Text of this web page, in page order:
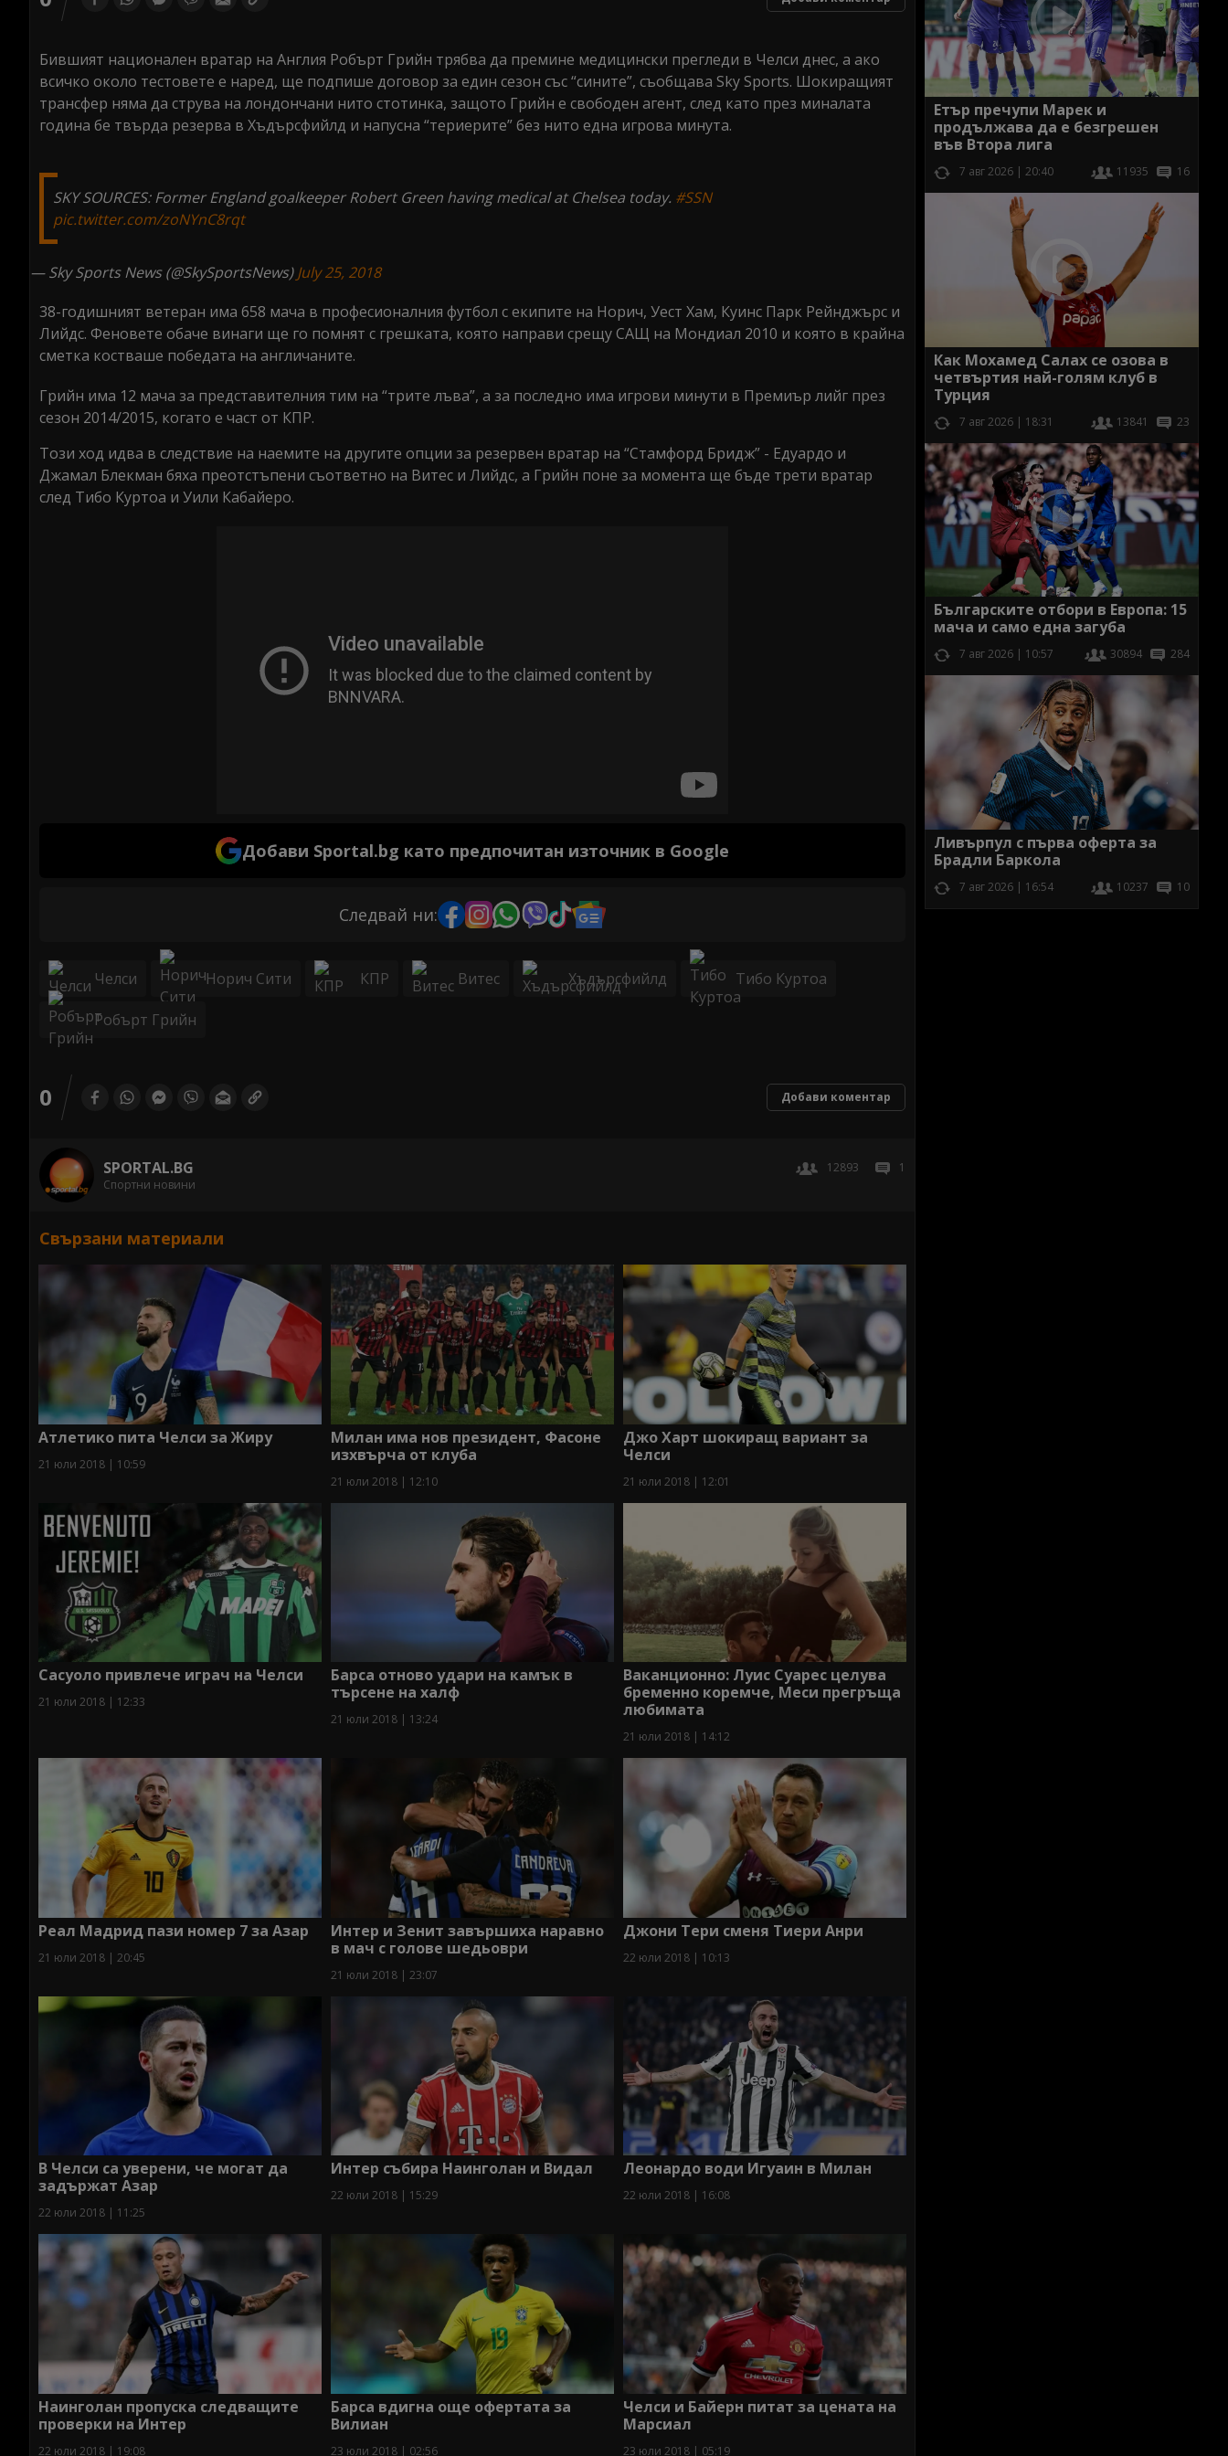
Бившият национален вратар на Англия Робърт Грийн трябва да премине медицински прегледи в Челси днес, а ако
всичко около тестовете е наред, ще подпише договор за един сезон със “сините”, съобщава Sky Sports. Шокиращият
трансфер няма да струва на лондончани нито стотинка, защото Грийн е свободен агент, след като през миналата
година бе твърда резерва в Хъдърсфийлд и напусна “териерите” без нито една игрова минута.
SKY SOURCES: Former England goalkeeper Robert Green having medical at Chelsea today. #SSN
pic.twitter.com/zoNYnC8rqt
— Sky Sports News (@SkySportsNews)July 25, 2018
38-годишният ветеран има 658 мача в професионалния футбол с екипите на Норич, Уест Хам, Куинс Парк Рейнджърс и
Лийдс. Феновете обаче винаги ще го помнят с грешката, която направи срещу САЩ на Мондиал 2010 и която в крайна
сметка костваше победата на англичаните.
Грийн има 12 мача за представителния тим на “трите лъва”, а за последно има игрови минути в Премиър лийг през
сезон 2014/2015, когато е част от КПР.
Този ход идва в следствие на наемите на другите опции за резервен вратар на “Стамфорд Бридж” - Едуардо и
Джамал Блекман бяха преотстъпени съответно на Витес и Лийдс, а Грийн поне за момента ще бъде трети вратар
след Тибо Куртоа и Уили Кабайеро.
Добави Sportal.bg като предпочитан източник в Google
Следвай ни:
Челси Норич Сити КПР Витес Хъдърсфийлд Тибо Куртоа
Робърт Грийн
0 Добави коментар
SPORTAL.BG
Спортни новини
12893 1
Свързани материали
Атлетико пита Челси за Жиру
21 юли 2018 | 10:59
Милан има нов президент, Фасоне
изхвърча от клуба
21 юли 2018 | 12:10
Джо Харт шокиращ вариант за
Челси
21 юли 2018 | 12:01
Сасуоло привлече играч на Челси
21 юли 2018 | 12:33
Барса отново удари на камък в
търсене на халф
21 юли 2018 | 13:24
Ваканционно: Луис Суарес целува
бременно коремче, Меси прегръща
любимата
21 юли 2018 | 14:12
Реал Мадрид пази номер 7 за Азар
21 юли 2018 | 20:45
Интер и Зенит завършиха наравно
в мач с голове шедьоври
21 юли 2018 | 23:07
Джони Тери сменя Тиери Анри
22 юли 2018 | 10:13
В Челси са уверени, че могат да
задържат Азар
22 юли 2018 | 11:25
Интер събира Наинголан и Видал
22 юли 2018 | 15:29
Леонардо води Игуаин в Милан
22 юли 2018 | 16:08
Наинголан пропуска следващите
проверки на Интер
22 юли 2018 | 19:08
Барса вдигна още офертата за
Вилиан
23 юли 2018 | 02:56
Челси и Байерн питат за цената на
Марсиал
23 юли 2018 | 05:19
Етър пречупи Марек и
продължава да е безгрешен
във Втора лига
7 авг 2026 | 20:40 11935 16
Как Мохамед Салах се озова в
четвъртия най-голям клуб в
Турция
7 авг 2026 | 18:31 13841 23
Българските отбори в Европа: 15
мача и само една загуба
7 авг 2026 | 10:57 30894 284
Ливърпул с първа оферта за
Брадли Баркола
7 авг 2026 | 16:54 10237 10